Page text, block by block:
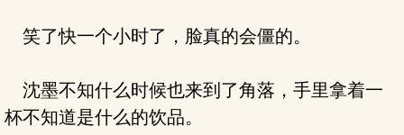
笑了快一个小时了，脸真的会僵的。
沈墨不知什么时候也来到了角落，手里拿着一
杯不知道是什么的饮品。